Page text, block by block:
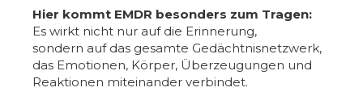
Hier kommt EMDR besonders zum Tragen:
Es wirkt nicht nur auf die Erinnerung,
sondern auf das gesamte Gedächtnisnetzwerk,
das Emotionen, Körper, Überzeugungen und
Reaktionen miteinander verbindet.